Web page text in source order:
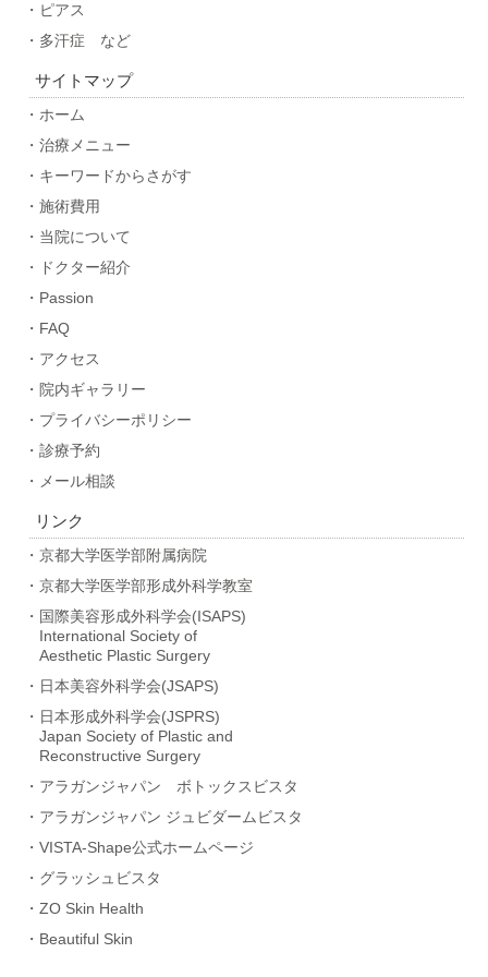
・ピアス
・多汗症 など
サイトマップ
・ホーム
・治療メニュー
・キーワードからさがす
・施術費用
・当院について
・ドクター紹介
・Passion
・FAQ
・アクセス
・院内ギャラリー
・プライバシーポリシー
・診療予約
・メール相談
リンク
・京都大学医学部附属病院
・京都大学医学部形成外科学教室
・国際美容形成外科学会(ISAPS)
International Society of
Aesthetic Plastic Surgery
・日本美容外科学会(JSAPS)
・日本形成外科学会(JSPRS)
Japan Society of Plastic and
Reconstructive Surgery
・アラガンジャパン ボトックスビスタ
・アラガンジャパン ジュビダームビスタ
・VISTA-Shape公式ホームページ
・グラッシュビスタ
・ZO Skin Health
・Beautiful Skin